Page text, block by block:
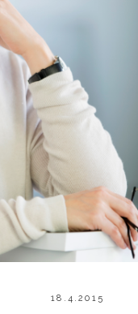
POSTED
18.4.2015